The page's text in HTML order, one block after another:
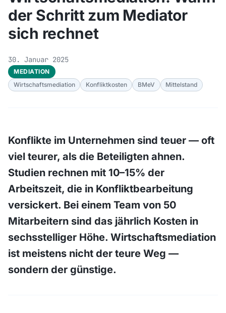
der Schritt zum Mediator
sich rechnet
30. Januar 2025
MEDIATION
Wirtschaftsmediation
Konfliktkosten BMeV Mittelstand
Konflikte im Unternehmen sind teuer — oft
viel teurer, als die Beteiligten ahnen.
Studien rechnen mit 10–15% der
Arbeitszeit, die in Konfliktbearbeitung
versickert. Bei einem Team von 50
Mitarbeitern sind das jährlich Kosten in
sechsstelliger Höhe. Wirtschaftsmediation
ist meistens nicht der teure Weg —
sondern der günstige.